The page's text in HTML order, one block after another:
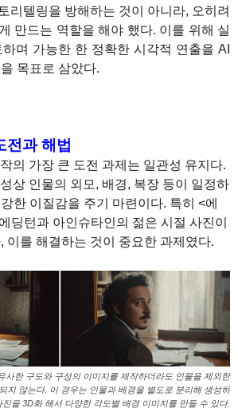
리텔링을 방해하는 것이 아니라, 오히려
만드는 역할을 해야 했다. 이를 위해 실
며 가능한 한 정확한 시각적 연출을 AI
목표로 삼았다.
전과 해법
의 가장 큰 도전 과제는 일관성 유지다.
상 인물의 외모, 배경, 복장 등이 일정하
한 이질감을 주기 마련이다. 특히 <에
딩턴과 아인슈타인의 젊은 시절 사진이
이를 해결하는 것이 중요한 과제였다.
사한 구도와 구성의 이미지를 제작하더라도 인물을 제외한
지 않는다. 이 경우는 인물과 배경을 별도로 분리해 생성하
진을 3D화 해서 다양한 각도별 배경 이미지를 만들 수 있다.